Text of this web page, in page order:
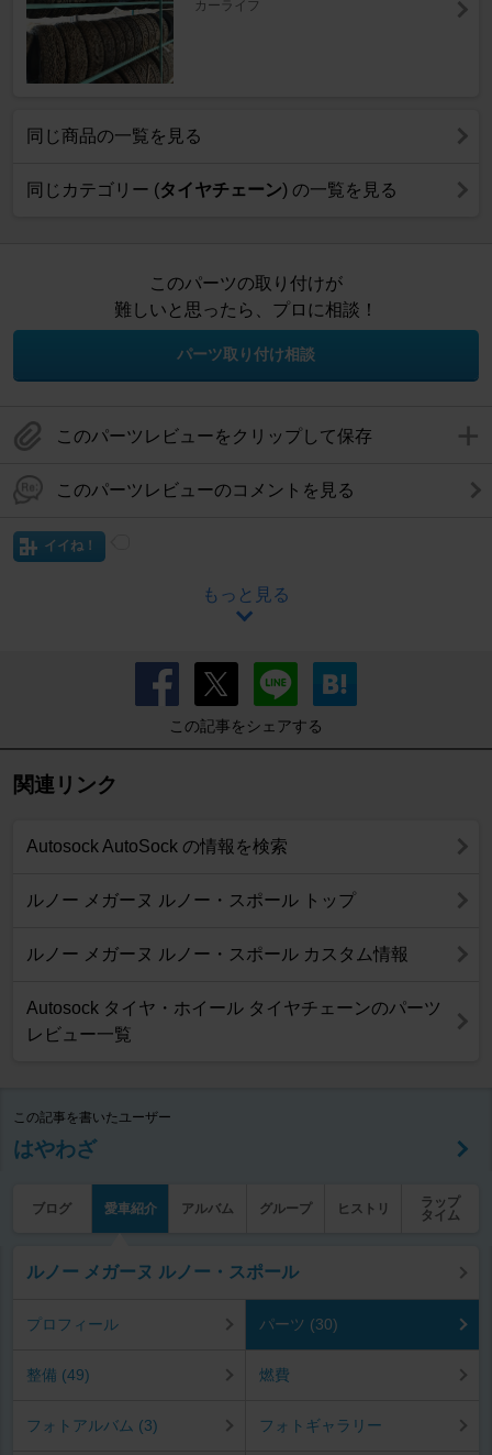
カーライフ
同じ商品の一覧を見る
同じカテゴリー (タイヤチェーン) の一覧を見る
このパーツの取り付けが
難しいと思ったら、プロに相談！
パーツ取り付け相談
このパーツレビューをクリップして保存
このパーツレビューのコメントを見る
イイね！
もっと見る
この記事をシェアする
関連リンク
Autosock AutoSock の情報を検索
ルノー メガーヌ ルノー・スポール トップ
ルノー メガーヌ ルノー・スポール カスタム情報
Autosock タイヤ・ホイール タイヤチェーンのパーツ
レビュー一覧
この記事を書いたユーザー
はやわざ
ブログ 愛車紹介 アルバム グループ ヒストリ
ラップ
タイム
ルノー メガーヌ ルノー・スポール
プロフィール パーツ (30)
整備 (49) 燃費
フォトアルバム (3) フォトギャラリー